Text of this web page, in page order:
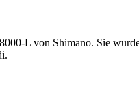
L von Shimano. Sie